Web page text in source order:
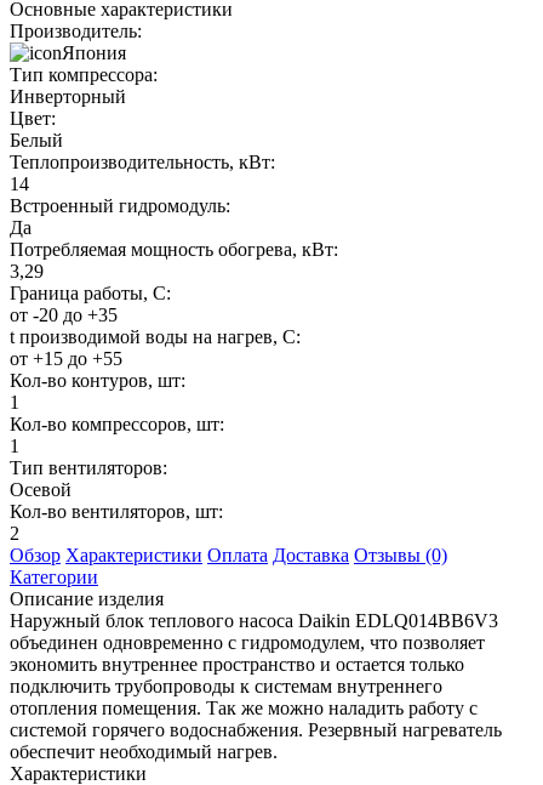
Основные характеристики
Производитель:
Япония
Тип компрессора:
Инверторный
Цвет:
Белый
Теплопроизводительность, кВт:
14
Встроенный гидромодуль:
Да
Потребляемая мощность обогрева, кВт:
3,29
Граница работы, С:
от -20 до +35
t производимой воды на нагрев, С:
от +15 до +55
Кол-во контуров, шт:
1
Кол-во компрессоров, шт:
1
Тип вентиляторов:
Осевой
Кол-во вентиляторов, шт:
2
Обзор Характеристики Оплата Доставка Отзывы (0)
Категории
Описание изделия
Наружный блок теплового насоса Daikin EDLQ014BB6V3
объединен одновременно с гидромодулем, что позволяет
экономить внутреннее пространство и остается только
подключить трубопроводы к системам внутреннего
отопления помещения. Так же можно наладить работу с
системой горячего водоснабжения. Резервный нагреватель
обеспечит необходимый нагрев.
Характеристики